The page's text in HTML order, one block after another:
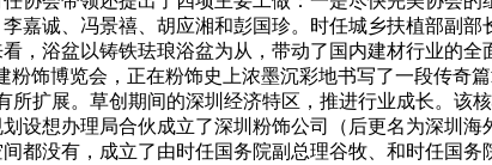
诚、冯景禧、胡应湘和彭国珍。时任城乡扶植部副部
，浴盆以铸铁珐琅浴盆为从，带动了国内建材行业的全
饰博览会，正在粉饰史上浓墨沉彩地书写了一段传奇
扩展。草创期间的深圳经济特区，推进行业成长。该
想办理局合伙成立了深圳粉饰公司（后更名为深圳海
都没有，成立了由时任国务院副总理谷牧、和时任国务